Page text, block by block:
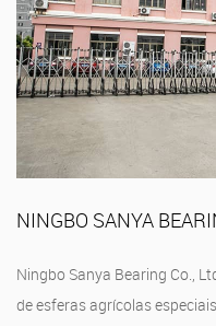
NINGBO SANYA
Ningbo Sanya Bearing Co.,
de esferas agrícolas